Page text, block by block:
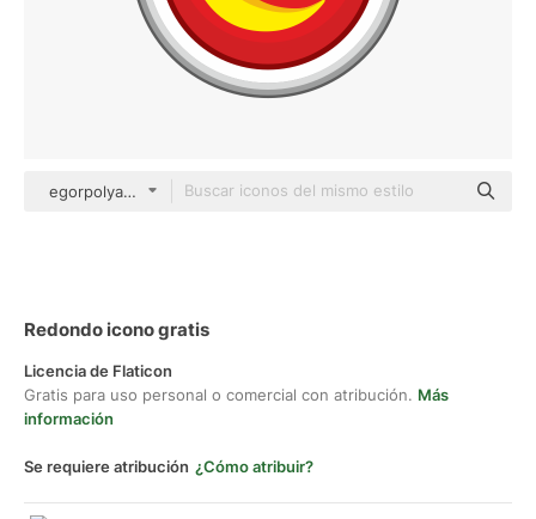
egorpolyakov Others
Redondo icono gratis
Licencia de Flaticon
Gratis para uso personal o comercial con atribución. Más
información
Se requiere atribución ¿Cómo atribuir?